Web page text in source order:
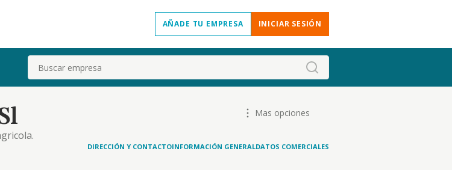
AÑADE TU EMPRESA INICIAR SESIÓN
Buscar
Mas opciones
DIRECCIÓN Y CONTACTOINFORMACIÓN GENERALDATOS COMERCIALES